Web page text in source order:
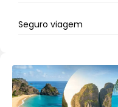
Seguro viagem